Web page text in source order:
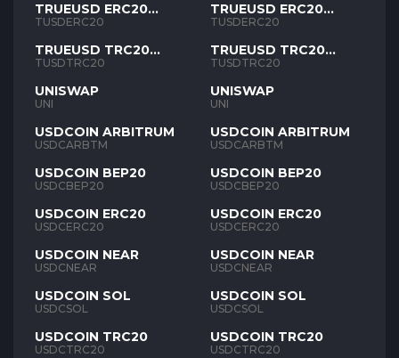
TRUEUSD ERC20
TUSD
TUSDERC20
TRUEUSD TRC20
TUSD
TUSDTRC20
UNISWAP
UNI
USDCOIN ARBITRUM
USDCARBTM
USDCOIN BEP20
USDCBEP20
USDCOIN ERC20
USDCERC20
USDCOIN NEAR
USDCNEAR
USDCOIN SOL
USDCSOL
USDCOIN TRC20
USDCTRC20
TRUEUSD ERC20
TUSD
TUSDERC20
TRUEUSD TRC20
TUSD
TUSDTRC20
UNISWAP
UNI
USDCOIN ARBITRUM
USDCARBTM
USDCOIN BEP20
USDCBEP20
USDCOIN ERC20
USDCERC20
USDCOIN NEAR
USDCNEAR
USDCOIN SOL
USDCSOL
USDCOIN TRC20
USDCTRC20